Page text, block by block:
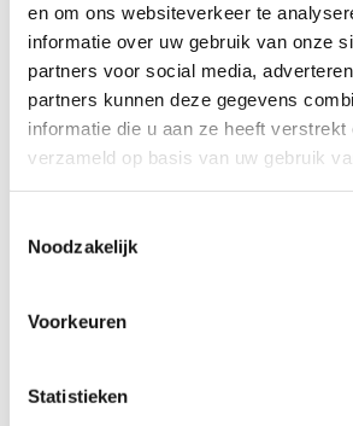
en om ons websiteverkeer te
informatie over uw gebruik van onze
partners voor social media,
partners kunnen deze gegevens
informatie die u aan ze heeft verstrekt
verzameld op basis van uw gebruik
Noodzakelijk
Voorkeuren
Statistieken
Waar dit meisje een
mag zijn
Dat het leuk vindt om dit
gezellig en ontspannen
bezorgen
Woonachtig in Mijdrecht-
Wilnis, of dichtbij, zodat ze
Wil je meer informatie?
coördinator Buurtgezinnen voor de